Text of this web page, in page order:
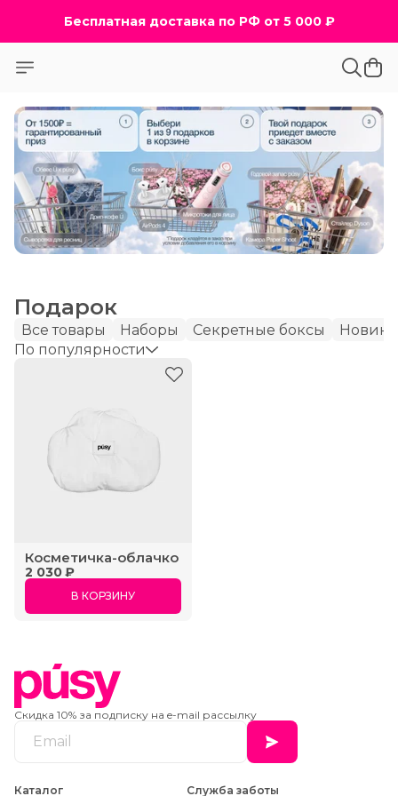
Бесплатная доставка по РФ от 5 000 ₽
Подарок
Все товары Наборы Секретные боксы
По популярности
Косметичка-облачко
2 030 ₽
В КОРЗИНУ
Скидка 10% за подписку на e-mail рассылку
Каталог Служба заботы